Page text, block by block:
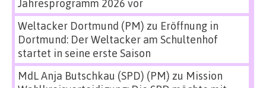
Jahresprogramm 2026 vor
Weltacker Dortmund (PM) zu Eröffnung in
Dortmund: Der Weltacker am Schultenhof
startet in seine erste Saison
MdL Anja Butschkau (SPD) (PM) zu Mission